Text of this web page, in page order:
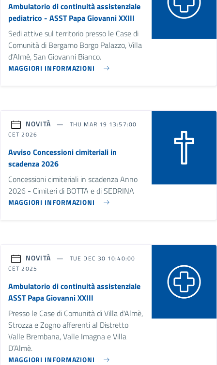
Ambulatorio di continuità assistenziale
pediatrico - ASST Papa Giovanni XXIII
Sedi attive sul territorio presso le Case di
Comunità di Bergamo Borgo Palazzo, Villa
d'Almè, San Giovanni Bianco.
MAGGIORI INFORMAZIONI
NOVITÀ
THU MAR 19 13:57:00
CET 2026
Avviso Concessioni cimiteriali in
scadenza 2026
Concessioni cimiteriali in scadenza Anno
2026 - Cimiteri di BOTTA e di SEDRINA
MAGGIORI INFORMAZIONI
NOVITÀ
TUE DEC 30 10:40:00
CET 2025
Ambulatorio di continuità assistenziale
ASST Papa Giovanni XXIII
Presso le Case di Comunità di Villa d'Almè,
Strozza e Zogno afferenti al Distretto
Valle Brembana, Valle Imagna e Villa
D’Almè.
MAGGIORI INFORMAZIONI